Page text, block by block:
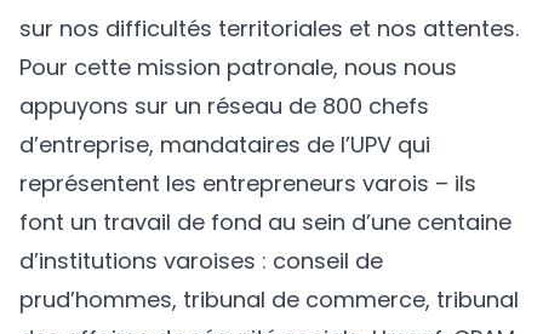
sur nos difficultés territoriales et nos attentes.
Pour cette mission patronale, nous nous
appuyons sur un réseau de 800 chefs
d’entreprise, mandataires de l’UPV qui
représentent les entrepreneurs varois – ils
font un travail de fond au sein d’une centaine
d’institutions varoises : conseil de
prud’hommes, tribunal de commerce, tribunal